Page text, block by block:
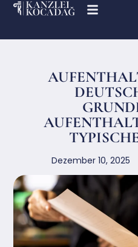
Dezember 10, 2025